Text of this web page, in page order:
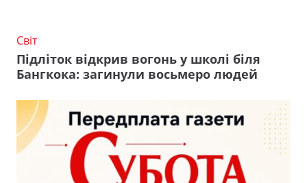
Світ
Підліток відкрив вогонь у школі біля
Бангкока: загинули восьмеро людей